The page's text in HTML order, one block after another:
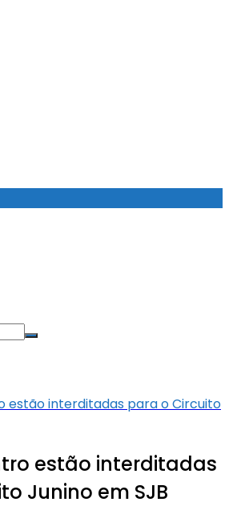
estão interditadas para o Circuito
estão interditadas
Junino em SJB